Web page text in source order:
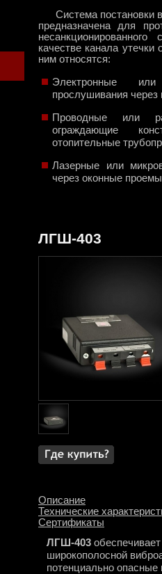
Система постановки
предназначена для
качестве канала
ним относятся:
Электронные
прослушивания
Проводные или
ограждающие
отопительные
Лазерные или
через оконные
ЛГШ-403
Описание
Технические
Сертификаты
ЛГШ-403
широкополосной
потенциально